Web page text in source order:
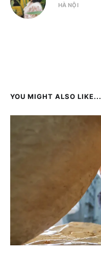
HÀ NỘI
YOU MIGHT ALSO LIKE...